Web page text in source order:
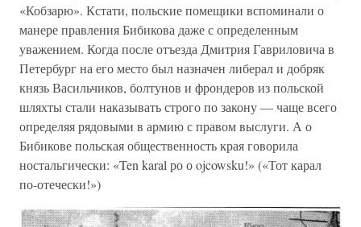
«Кобзарю». Кстати, польские помещики вспоминали о
манере правления Бибикова даже с определенным
уважением. Когда после отъезда Дмитрия Гавриловича в
Петербург на его место был назначен либерал и добряк
князь Васильчиков, болтунов и фрондеров из польской
шляхты стали наказывать строго по закону — чаще всего
определяя рядовыми в армию с правом выслуги. А о
Бибикове польская общественность края говорила
ностальгически: «Ten karal ро о ojcowsku!» («Тот карал
по-отечески!»)